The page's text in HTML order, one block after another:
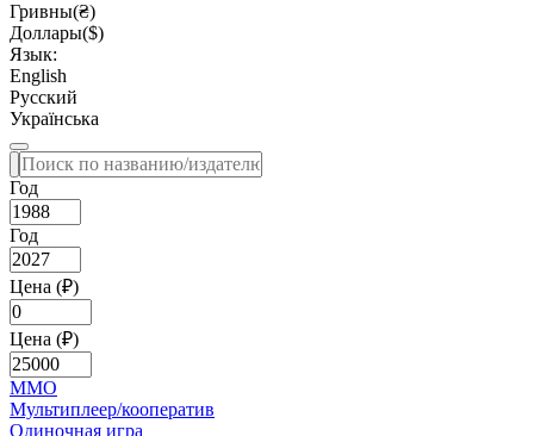
Гривны(₴)
Доллары($)
Язык:
English
Русский
Українська
Год
Год
Цена (₽)
Цена (₽)
MMO
Мультиплеер/кооператив
Одиночная игра